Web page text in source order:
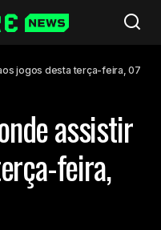
jogos desta terça-feira, 07
assistir
feira,